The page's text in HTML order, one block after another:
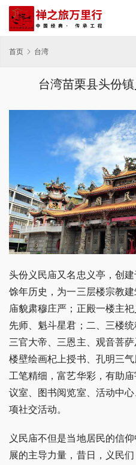
首页 台湾
台湾苗栗县头份镇
头份义民庙又名忠义亭，创
馀年历史，为一三层楼宗教
庙貌肃穆庄严；正殿一楼主
先师、魁斗星君；二、三楼
三官大帝、三恩主、观音菩
楼壁绘画杞上授书、孔明三
工笔精细，富艺华彩，有助
议室、图书阅览室、活动中
项社交活动。
义民庙不但是当地居民的信
展的主导力量，昔日，义民